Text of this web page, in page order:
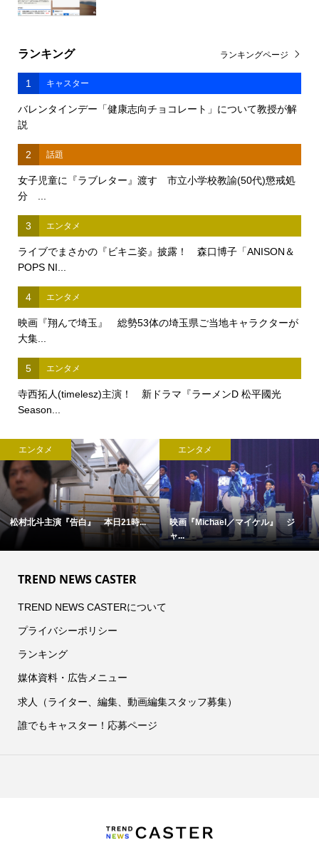
ランキング
1 キャスター
バレンタインデー「健康志向チョコレート」について教授が解
説
2 話題
女子児童に『ラブレター』渡す 市立小学校教諭(50代)懲戒処
分 ...
3 エンタメ
ライブでまさかの『ビキニ姿』披露！ 森口博子「ANISON＆
POPS NI...
4 エンタメ
映画『翔んで埼玉』 総勢53体の埼玉県ご当地キャラクターが
大集...
5 エンタメ
寺西拓人(timelesz)主演！ 新ドラマ『ラーメンD 松平國光
Season...
ランキングページ
エンタメ
松村北斗主演『告白』 本日21時...
エンタメ
映画『Michael／マイケル』 ジ
ャ...
TREND NEWS CASTER
TREND NEWS CASTERについて
プライバシーポリシー
ランキング
媒体資料・広告メニュー
求人（ライター、編集、動画編集スタッフ募集）
誰でもキャスター！応募ページ